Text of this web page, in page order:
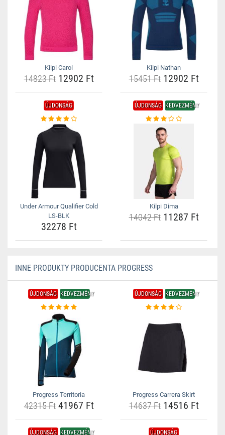
Kilpi Carol
14823 Ft12902 Ft
Kilpi Nathan
15451 Ft12902 Ft
ÚJDONSÁG
Under Armour Qualifier Cold
LS-BLK
32278 Ft
ÚJDONSÁG KEDVEZMÉNY
Kilpi Dima
14042 Ft11287 Ft
INNE PRODUKTY PRODUCENTA PROGRESS
ÚJDONSÁG KEDVEZMÉNY
Progress Territoria
42315 Ft41967 Ft
ÚJDONSÁG KEDVEZMÉNY
Progress Carrera Skirt
14637 Ft14516 Ft
ÚJDONSÁG KEDVEZMÉNY ÚJDONSÁG